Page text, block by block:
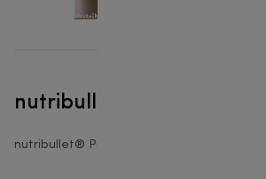
nutribullet® Pro 900W -
nutribullet® Pro 900